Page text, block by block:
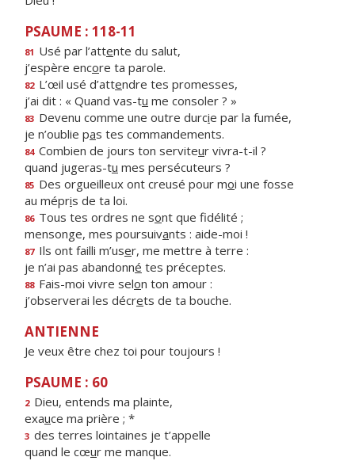
PSAUME : 118-11
81 Usé par l’attente du salut,
j’espère encore ta parole.
82 L’œil usé d’attendre tes promesses,
j’ai dit : « Quand vas-tu me consoler ? »
83 Devenu comme une outre durcie par la fumée,
je n’oublie pas tes commandements.
84 Combien de jours ton serviteur vivra-t-il ?
quand jugeras-tu mes persécuteurs ?
85 Des orgueilleux ont creusé pour moi une fosse
au mépris de ta loi.
86 Tous tes ordres ne sont que fidélité ;
mensonge, mes poursuivants : aide-moi !
87 Ils ont failli m’user, me mettre à terre :
je n’ai pas abandonné tes préceptes.
88 Fais-moi vivre selon ton amour :
j’observerai les décrets de ta bouche.
ANTIENNE
Je veux être chez toi pour toujours !
PSAUME : 60
2 Dieu, entends ma plainte,
exauce ma prière ; *
3 des terres lointaines je t’appelle
quand le cœur me manque.